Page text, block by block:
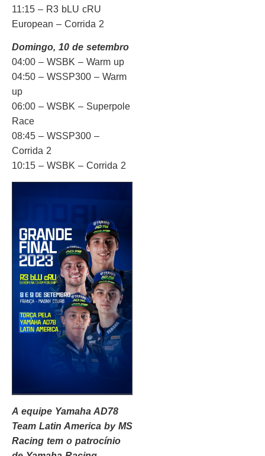
11:15 – R3 bLU cRU
European – Corrida 2
Domingo, 10 de setembro
04:00 – WSBK – Warm up
04:50 – WSSP300 – Warm
up
06:00 – WSBK – Superpole
Race
08:45 – WSSP300 –
Corrida 2
10:15 – WSBK – Corrida 2
A equipe Yamaha AD78
Team Latin America by MS
Racing tem o patrocínio